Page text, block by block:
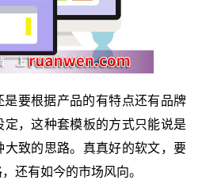
是要根据产品的有特点还有品牌
，这种套模板的方式只能说是
致的思路。真真好的软文，要
还有如今的市场风向。